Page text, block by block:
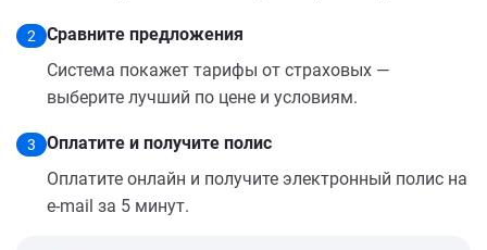
2
Сравните предложения
Система покажет тарифы от страховых —
выберите лучший по цене и условиям.
3
Оплатите и получите полис
Оплатите онлайн и получите электронный полис на
e-mail за 5 минут.